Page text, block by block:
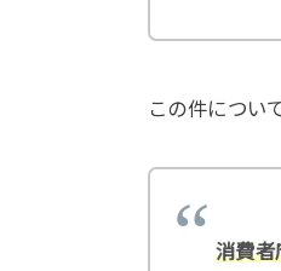
この件につい
消費者